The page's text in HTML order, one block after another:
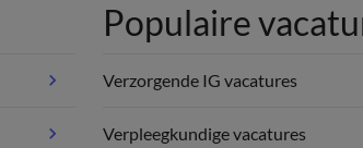
Populaire
Verzorgende IG vacatures
Verpleegkundige vacatures